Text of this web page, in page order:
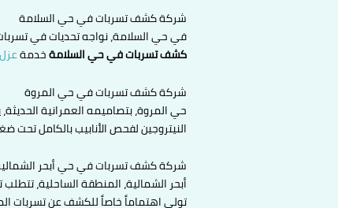
شركة كشف تسربات في حي السلامة
في حي السلامة، نواجه تحديات في
كشف تسربات في حي السلامةخدمةعزل
شركة كشف تسربات في حي المروة
حي المروة، بتصاميمه العمرانية
النيتروجين لفحص الأنابيب بالكامل
شركة كشف تسربات في حي أبحر
أبحر الشمالية، المنطقة الساحلية،
تولي اهتماماً خاصاً للكشف عن تسربات